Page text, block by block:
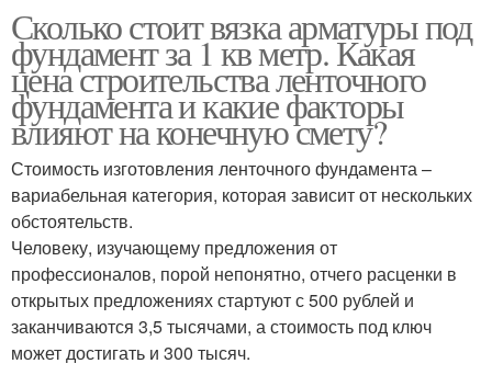
Сколько стоит вязка арматуры под
фундамент за 1 кв метр. Какая
цена строительства ленточного
фундамента и какие факторы
влияют на конечную смету?
Стоимость изготовления ленточного фундамента –
вариабельная категория, которая зависит от нескольких
обстоятельств.
Человеку, изучающему предложения от
профессионалов, порой непонятно, отчего расценки в
открытых предложениях стартуют с 500 рублей и
заканчиваются 3,5 тысячами, а стоимость под ключ
может достигать и 300 тысяч.